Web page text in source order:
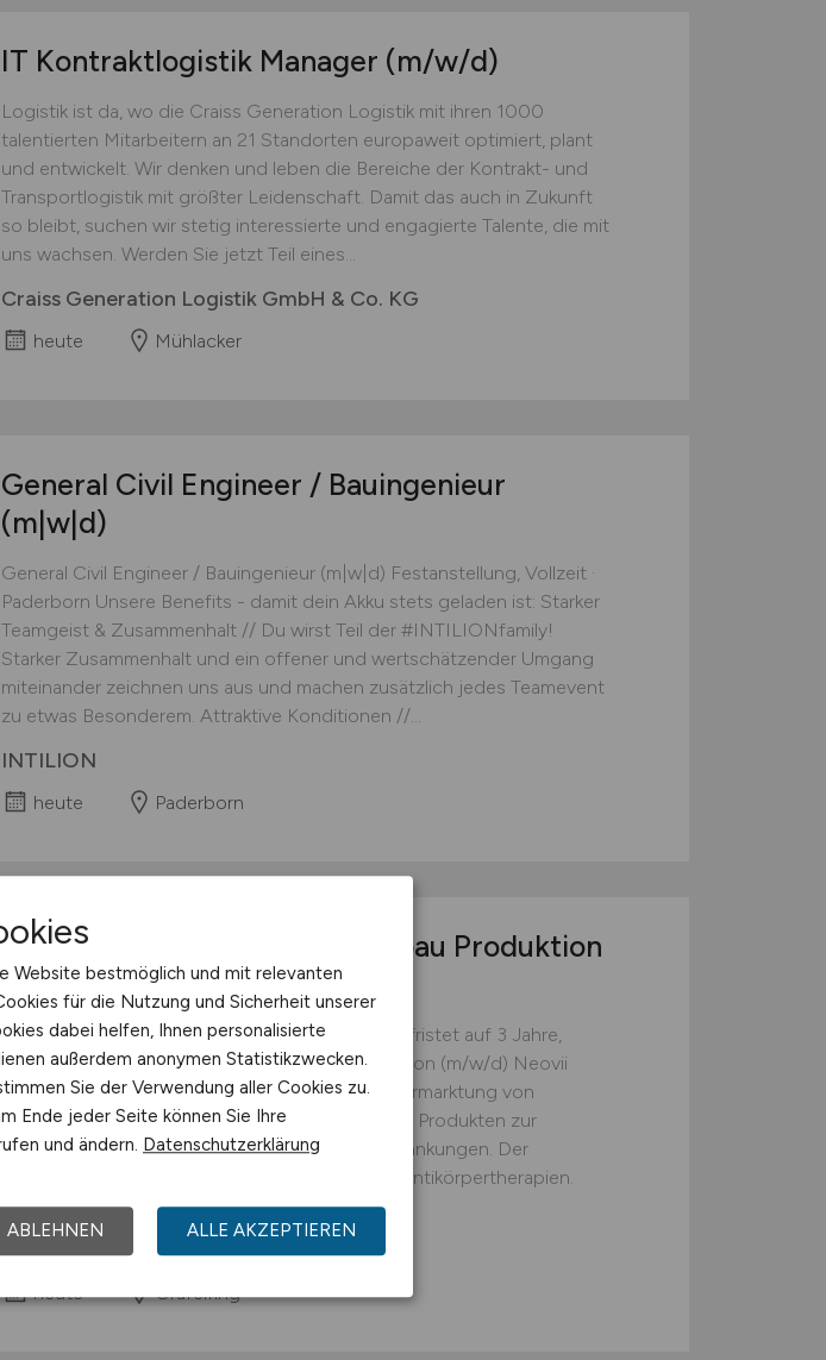
IT Kontraktlogistik Manager (m/w/d)
Logistik ist da, wo die Craiss Generation Logistik mit ihren 1000
talentierten Mitarbeitern an 21 Standorten europaweit optimiert, plant
und entwickelt. Wir denken und leben die Bereiche der Kontrakt- und
Transportlogistik mit größter Leidenschaft. Damit das auch in Zukunft
so bleibt, suchen wir stetig interessierte und engagierte Talente, die mit
uns wachsen. Werden Sie jetzt Teil eines...
Craiss Generation Logistik GmbH & Co. KG
heute Mühlacker
General Civil Engineer / Bauingenieur
(m|w|d)
General Civil Engineer / Bauingenieur (m|w|d) Festanstellung, Vollzeit ·
Paderborn Unsere Benefits - damit dein Akku stets geladen ist: Starker
Teamgeist & Zusammenhalt // Du wirst Teil der #INTILIONfamily!
Starker Zusammenhalt und ein offener und wertschätzender Umgang
miteinander zeichnen uns aus und machen zusätzlich jedes Teamevent
zu etwas Besonderem. Attraktive Konditionen //...
INTILION
heute Paderborn
Qualifizierungsingenieur Neubau Produktion
(m/w/d)
Wir suchen zum nächstmöglichen Zeitpunkt, befristet auf 3 Jahre,
eine/n Qualifizierungsingenieur Neubau Produktion (m/w/d) Neovii
Biotech ist Spezialist für die Entwicklung und Vermarktung von
immunologisch wirksamen biopharmazeutischen Produkten zur
Prophylaxe oder Therapie immunologischer Erkrankungen. Der
Schwerpunkt liegt auf dem Einsatz innovativer Antikörpertherapien.
Neovii Biotech...
Neovii Biotech GmbH
heute Gräfelfing
Website bestmöglich und mit relevanten
für die Nutzung und Sicherheit unserer
dabei helfen, Ihnen personalisierte
außerdem anonymen Statistikzwecken.
Sie der Verwendung aller Cookies zu.
Ende jeder Seite können Sie Ihre
und ändern. Datenschutzerklärung
ABLEHNEN ALLE AKZEPTIEREN